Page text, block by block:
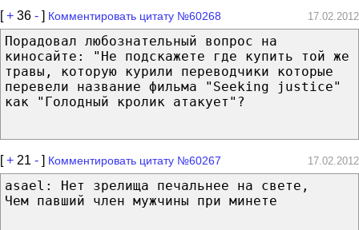
[+ 36 - ] Комментировать цитату №60268 17.02.2012
Порадовал любознательный вопрос на
киносайте: "Не подскажете где купить той же
травы, которую курили переводчики которые
перевели название фильма "Seeking justice"
как "Голодный кролик атакует"?
[+ 21 - ] Комментировать цитату №60267 17.02.2012
asael: Нет зрелища печальнее на свете,
Чем павший член мужчины при минете